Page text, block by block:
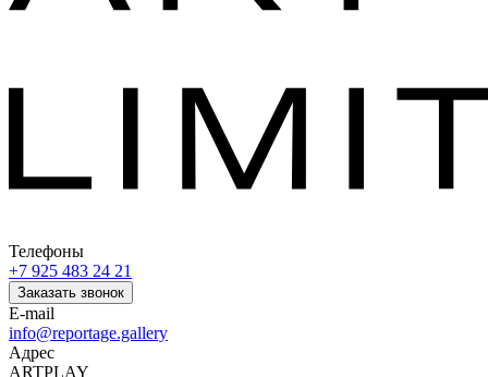
Телефоны
+7 925 483 24 21
Заказать звонок
E-mail
info@reportage.gallery
Адрес
ARTPLAY